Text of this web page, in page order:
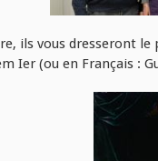
ils vous dresseront
Ier (ou en Français :